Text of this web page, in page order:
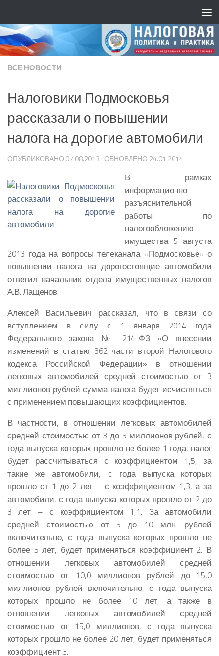
ВСЕ НОВОСТИ
Налоговики Подмосковья
рассказали о повышении
налога на дорогие автомобили
ОПУБЛИКОВАНО 07.08.2013 · ОБНОВЛЕНО 24.01.2014
В рамках
информационно-
разъяснительной
работы по
налогообложению
имущества 5 августа
2013 года на вопросы телеканала «Подмосковье» о
повышении налога на дорогостоящие автомобили
ответил начальник отдела имущественных налогов
А.В. Лащенов.
Алексей Васильевич рассказал, что в связи со
вступлением в силу с 1 января 2014 года
Федерального закона № 214-ФЗ «О внесении
изменений в статью 362 части второй Налогового
кодекса Российской Федерации» в отношении
легковых автомобилей средней стоимостью от 3
миллионов рублей сумма налога будет исчисляться
с применением повышающих коэффициентов.
В частности, в отношении легковых автомобилей
средней стоимостью от 3 до 5 миллионов рублей, с
года выпуска которых прошло не более 1 года, налог
будет рассчитываться с коэффициентом 1,5, за
такие же автомобили, с года выпуска которых
прошло от 1 до 2 лет – с коэффициентом 1,3, а за
автомобили, с года выпуска которых прошло от 2 до
3 лет – с коэффициентом 1,1. За автомобили
средней стоимостью от 5 до 10 млн. рублей
включительно, с года выпуска которых прошло не
более 5 лет, будет применяться коэффициент 2. В
отношении легковых автомобилей средней
стоимостью от 10,0 миллионов рублей до 15,0
миллионов рублей включительно, с года выпуска
которых прошло не более 10 лет, а также в
отношении легковых автомобилей средней
стоимостью от 15,0 миллионов, с года выпуска
которых прошло не более 20 лет, будет применяться
коэффициент 3.